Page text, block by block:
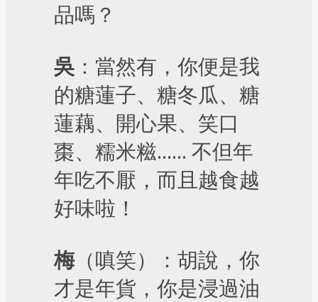
品嗎？
吳 ：當然有，你便是我
的糖蓮子、糖冬瓜、糖
蓮藕、開心果、笑口
棗、糯米糍…… 不但年
年吃不厭，而且越食越
好味啦！
梅（嗔笑）：胡說，你
才是年貨，你是浸過油